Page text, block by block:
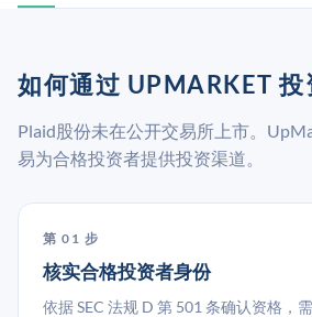
如何通过 UPMARKET
Plaid股份未在公开交易所上市。
易为合格投资者提供投资渠道。
第 01 步
核实合格投资者身份
依据 SEC 法规 D 第 501 条确认资格，